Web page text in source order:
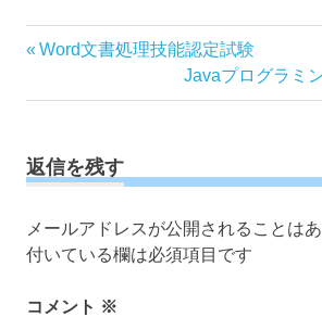
投
ナ
ゲ
シ
ョ
前
記
Word文書処理技能認定試験
次
の
Javaプログラミ
返信を残す
メールアドレスが公開されることはあ
付いている欄は必須項目です
コメント ※